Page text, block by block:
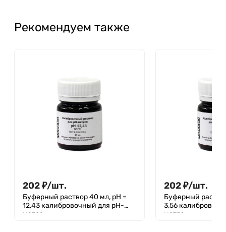
Рекомендуем также
202₽/шт.
Буферный раствор 40 мл, рН =
12,43 калибровочный для pH-
метра
202₽/шт.
Буферный
3,56
метра